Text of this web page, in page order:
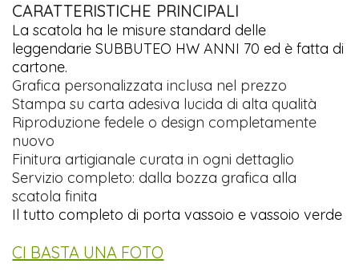
CARATTERISTICHE PRINCIPALI
La scatola ha le misure standard delle
leggendarie SUBBUTEO HW ANNI 70 ed è fatta di
cartone.
Grafica personalizzata inclusa nel prezzo
Stampa su carta adesiva lucida di alta qualità
Riproduzione fedele o design completamente
nuovo
Finitura artigianale curata in ogni dettaglio
Servizio completo: dalla bozza grafica alla
scatola finita
Il tutto completo di porta vassoio e vassoio verde
CI BASTA UNA FOTO